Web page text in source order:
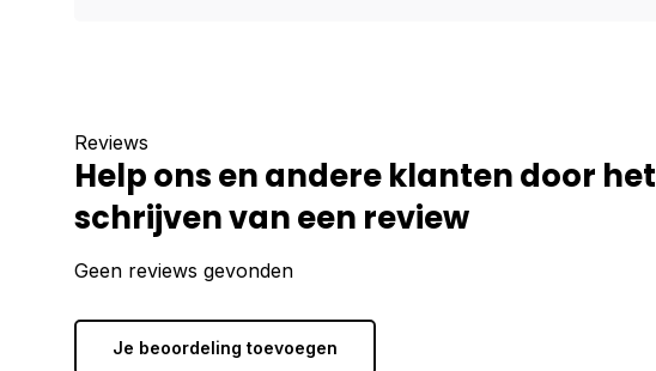
Reviews
Help ons en andere klanten door het
schrijven van een review
Geen reviews gevonden
Je beoordeling toevoegen